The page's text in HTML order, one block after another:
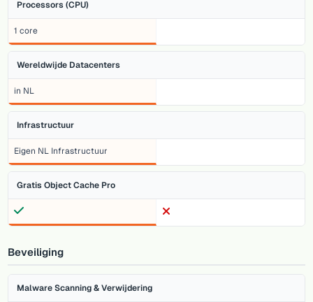
Processors (CPU)
1 core
Wereldwijde Datacenters
in NL
Infrastructuur
Eigen NL Infrastructuur
Gratis Object Cache Pro
Beveiliging
Malware Scanning & Verwijdering